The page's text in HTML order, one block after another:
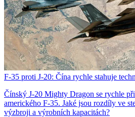
F-35 proti J-20: Čína rychle stahuje
Čínský J-20 Mighty Dragon se rychle
amerického F-35. Jaké jsou rozdíly ve
výzbroji a výrobních kapacitách?